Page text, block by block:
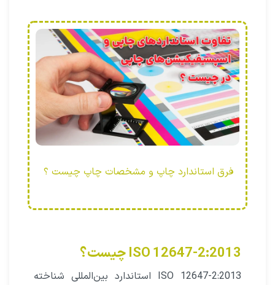
فرق استاندارد چاپ و مشخصات چاپ چیست ؟
ISO 12647-2:2013 چیست؟
ISO 12647-2:2013 استاندارد بین‌المللی شناخته